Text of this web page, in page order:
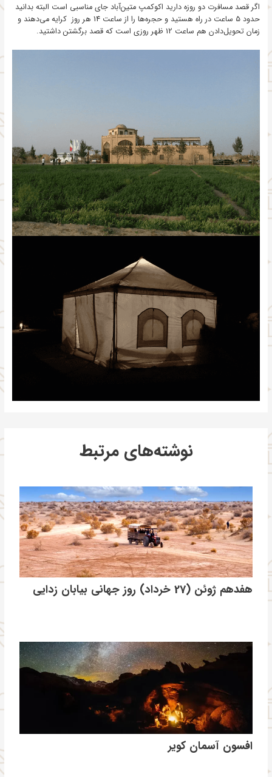
اگر قصد مسافرت دو روزه دارید اکوکمپ متین‌آباد جای مناسبی است البته بدانید
حدود 5 ساعت در راه هستید و حجره‌ها را از ساعت 14 هر روز کرایه می‌دهند و
زمان تحویل‌دادن هم ساعت 12 ظهر روزی است که قصد برگشتن داشتید.
نوشته‌های مرتبط
هفدهم ژوئن (27 خرداد) روز جهانی بیابان زدایی
افسون آسمان کویر